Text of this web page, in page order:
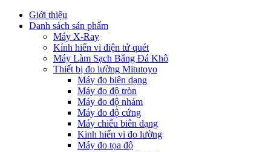
Giới thiệu
Danh sách sản phẩm
Máy X-Ray
Kính hiển vi điện tử quét
Máy Làm Sạch Bằng Đá Khô
Thiết bị đo lường Mitutoyo
Máy đo biên dạng
Máy đo độ tròn
Máy đo độ nhám
Máy đo độ cứng
Máy chiếu biên dạng
Kinh hiển vi đo lường
Máy đo tọa độ